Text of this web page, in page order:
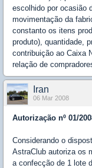
escolhido por ocasião
movimentação da
constanto os itens
produto), quantidade,
contribuição ao Caixa
relação de
Iran
06 Mar 2008
Autorização nº 01/
Considerando o
AstraClub autoriza os
a confecção de 1 lote